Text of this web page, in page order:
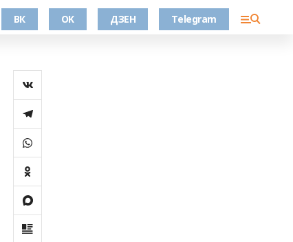
ВК OK ДЗЕН Telegram